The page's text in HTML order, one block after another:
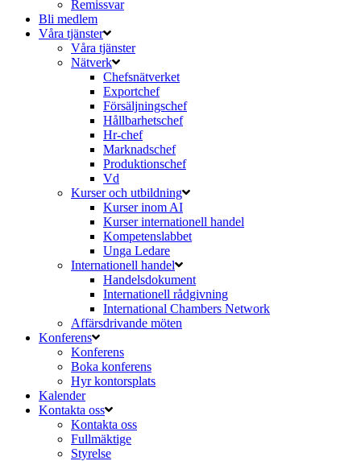
Remissvar
Bli medlem
Våra tjänster
Våra tjänster
Nätverk
Chefsnätverket
Exportchef
Försäljningschef
Hållbarhetschef
Hr-chef
Marknadschef
Produktionschef
Vd
Kurser och utbildning
Kurser inom AI
Kurser internationell handel
Kompetenslabbet
Unga Ledare
Internationell handel
Handelsdokument
Internationell rådgivning
International Chambers Network
Affärsdrivande möten
Konferens
Konferens
Boka konferens
Hyr kontorsplats
Kalender
Kontakta oss
Kontakta oss
Fullmäktige
Styrelse